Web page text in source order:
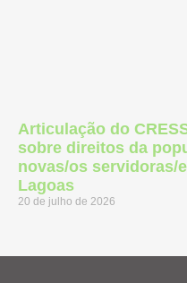
Articulação do
sobre direitos da
novas/os servidoras/
Lagoas
20 de julho de 2026